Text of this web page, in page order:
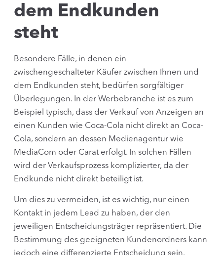
dem Endkunden
steht
Besondere Fälle, in denen ein
zwischengeschalteter Käufer zwischen Ihnen und
dem Endkunden steht, bedürfen sorgfältiger
Überlegungen. In der Werbebranche ist es zum
Beispiel typisch, dass der Verkauf von Anzeigen an
einen Kunden wie Coca-Cola nicht direkt an Coca-
Cola, sondern an dessen Medienagentur wie
MediaCom oder Carat erfolgt. In solchen Fällen
wird der Verkaufsprozess komplizierter, da der
Endkunde nicht direkt beteiligt ist.
Um dies zu vermeiden, ist es wichtig, nur einen
Kontakt in jedem Lead zu haben, der den
jeweiligen Entscheidungsträger repräsentiert. Die
Bestimmung des geeigneten Kundenordners kann
jedoch eine differenzierte Entscheidung sein.